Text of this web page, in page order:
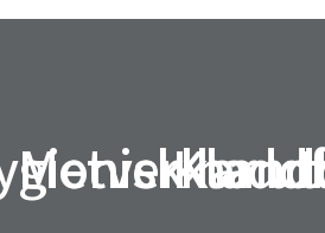
Motverkar